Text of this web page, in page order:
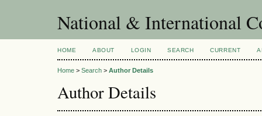
National & International
HOME ABOUT LOGIN SEARCH CURRENT
Home > Search > Author Details
Author Details